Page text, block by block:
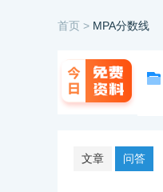
首页 > MPA分数线
文章 问答